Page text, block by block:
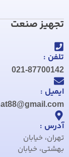
تجهیز صنعت
تلفن :
021-87700142
ایمیل :
آدرس :
تهران، خیابان
بهشتی، خیابان